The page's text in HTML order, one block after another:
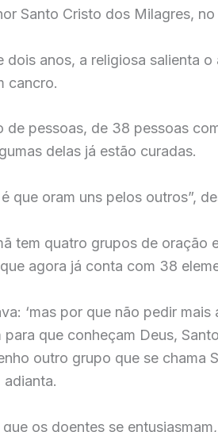
Santo Cristo dos Milagres,
dois anos, a religiosa salienta
cancro.
de pessoas, de 38 pessoas
delas já estão curadas.
que oram uns pelos outros”,
tem quatro grupos de oração
agora já conta com 38
‘mas por que não pedir
que conheçam Deus,
outro grupo que se chama
adianta.
os doentes se